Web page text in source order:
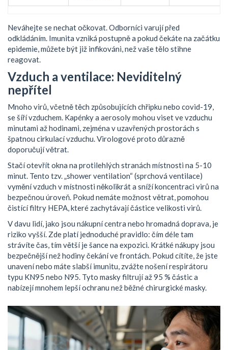
Neváhejte se nechat očkovat. Odborníci varují před
odkládáním. Imunita vzniká postupně a pokud čekáte na začátku
epidemie, můžete být již infikováni, než vaše tělo stihne
reagovat.
Vzduch a ventilace: Neviditelný
nepřítel
Mnoho virů, včetně těch způsobujících chřipku nebo covid-19,
se šíří vzduchem. Kapénky a aerosoly mohou viset ve vzduchu
minutami až hodinami, zejména v uzavřených prostorách s
špatnou cirkulací vzduchu. Virologové proto důrazně
doporučují větrat.
Stačí otevřít okna na protilehlých stranách místnosti na 5-10
minut. Tento tzv. „shower ventilation“ (sprchová ventilace)
vymění vzduch v místnosti několikrát a sníží koncentraci virů na
bezpečnou úroveň. Pokud nemáte možnost větrat, pomohou
čistící filtry HEPA, které zachytávají částice velikosti virů.
V davu lidí, jako jsou nákupní centra nebo hromadná doprava, je
riziko vyšší. Zde platí jednoduché pravidlo: čím déle tam
strávíte čas, tím větší je šance na expozici. Krátké nákupy jsou
bezpečnější než hodiny čekání ve frontách. Pokud cítíte, že jste
unavení nebo máte slabší imunitu, zvážte nošení respirátoru
typu KN95 nebo N95. Tyto masky filtrují až 95 % částic a
nabízejí mnohem lepší ochranu než běžné chirurgické masky.